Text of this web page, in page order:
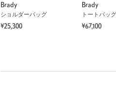
Brady
ショルダーバッグ
¥25,300
Brady
トートバッグ
¥67,100